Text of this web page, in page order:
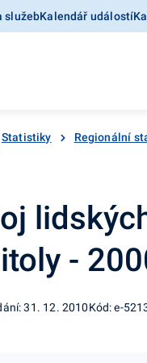
služebKalendář událostí
Statistiky Regionální
-
31. 12. 2010Kód: e-